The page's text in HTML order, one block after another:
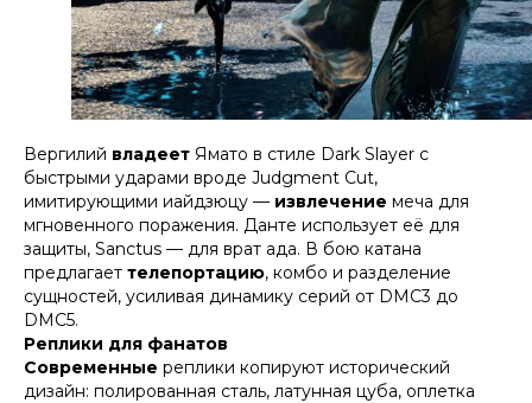
Вергилий владеет Ямато в стиле Dark Slayer с
быстрыми ударами вроде Judgment Cut,
имитирующими иайдзюцу — извлечение меча для
мгновенного поражения. Данте использует её для
защиты, Sanctus — для врат ада. В бою катана
предлагает телепортацию, комбо и разделение
сущностей, усиливая динамику серий от DMC3 до
DMC5.​​
Реплики для фанатов
Современные реплики копируют исторический
дизайн: полированная сталь, латунная цуба, оплетка